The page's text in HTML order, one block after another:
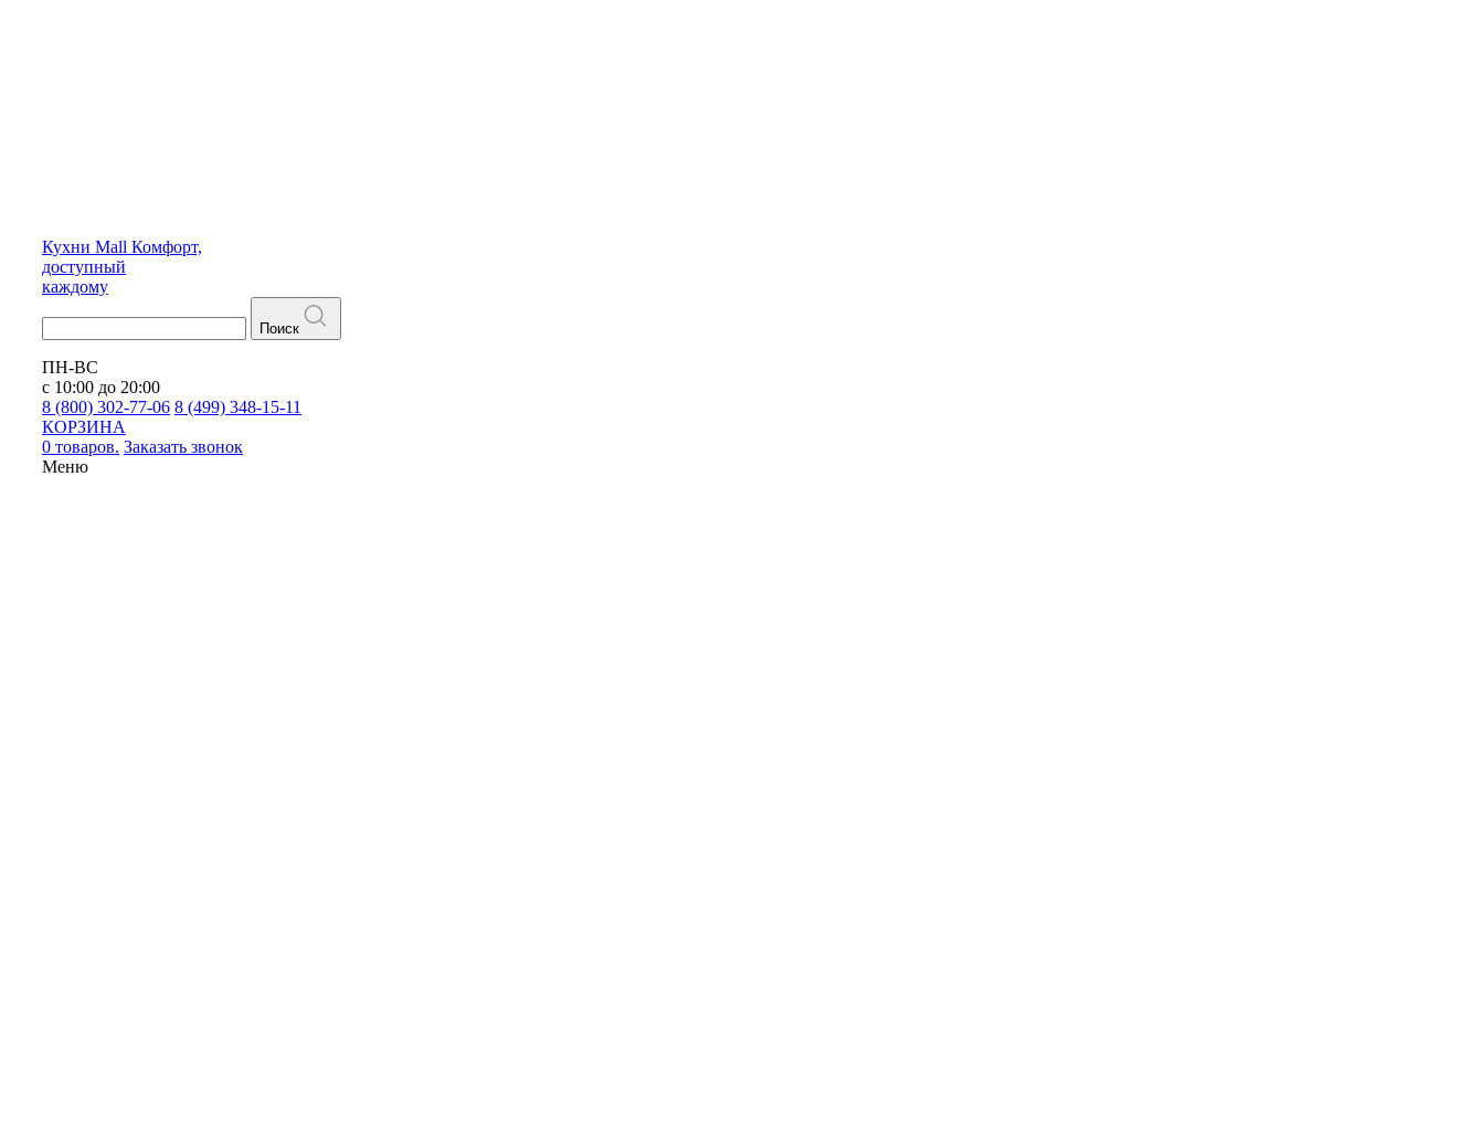
Кухни Mall Комфорт,
доступный
каждому
Поиск
ПН-ВС
с 10:00 до 20:00
8 (800) 302-77-06 8 (499) 348-15-11
КОРЗИНА
0 товаров. Заказать звонок
Меню